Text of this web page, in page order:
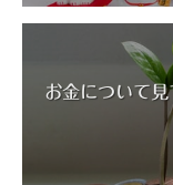
お金について